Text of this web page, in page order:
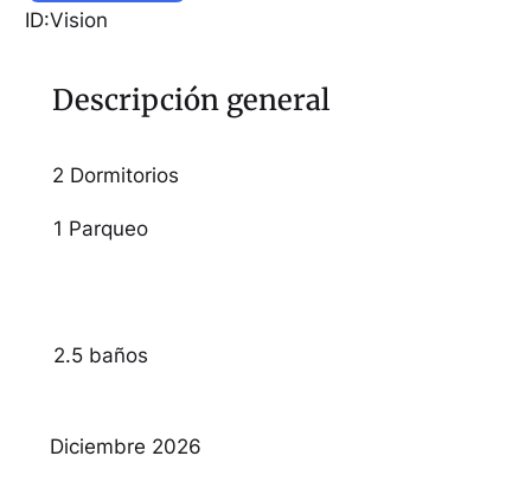
ID:Vision
Descripción general
2 Dormitorios
2.5 baños
1 Parqueo
Diciembre 2026